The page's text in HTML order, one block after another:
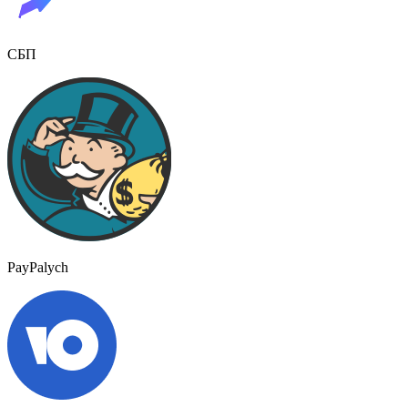
СБП
PayPalych